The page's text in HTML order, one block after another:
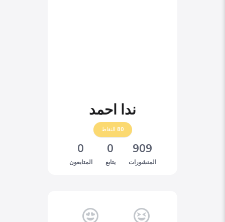
ندا احمد
80 النقاط
909
المنشورات
0
يتابع
0
المتابعون